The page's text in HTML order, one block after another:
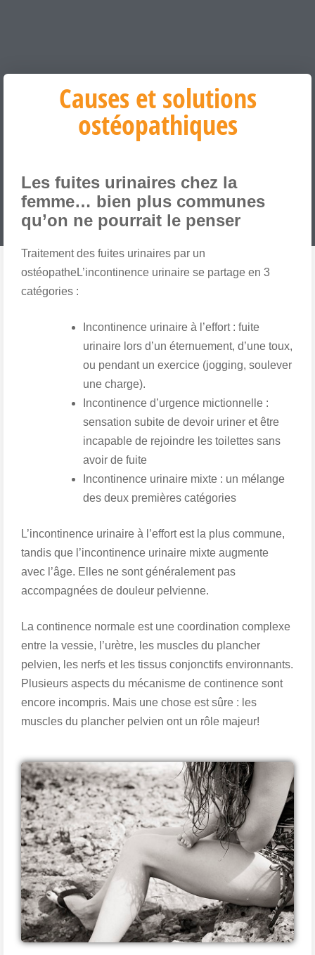
Causes et solutions
ostéopathiques
Les fuites urinaires chez la
femme… bien plus communes
qu’on ne pourrait le penser
Traitement des fuites urinaires par un
ostéopatheL’incontinence urinaire se partage en 3
catégories :
Incontinence urinaire à l’effort : fuite
urinaire lors d’un éternuement, d’une toux,
ou pendant un exercice (jogging, soulever
une charge).
Incontinence d’urgence mictionnelle :
sensation subite de devoir uriner et être
incapable de rejoindre les toilettes sans
avoir de fuite
Incontinence urinaire mixte : un mélange
des deux premières catégories
L’incontinence urinaire à l’effort est la plus commune,
tandis que l’incontinence urinaire mixte augmente
avec l’âge. Elles ne sont généralement pas
accompagnées de douleur pelvienne.
La continence normale est une coordination complexe
entre la vessie, l’urètre, les muscles du plancher
pelvien, les nerfs et les tissus conjonctifs environnants.
Plusieurs aspects du mécanisme de continence sont
encore incompris. Mais une chose est sûre : les
muscles du plancher pelvien ont un rôle majeur!